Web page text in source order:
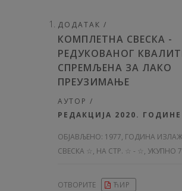
ДОДАТАК /
КОМПЛЕТНА СВЕСКА -
РЕДУКОВАНОГ
СПРЕМЉЕНА ЗА ЛАКО
ПРЕУЗИМАЊЕ
АУТОР /
РЕДАКЦИЈА 2020. ГОДИНЕ
ОБЈАВЉЕНО: 1977, ГОДИНА
СВЕСКА ☆, НА СТР. ☆ - ☆, УКУПНО 7
ОТВОРИТЕ ЋИР